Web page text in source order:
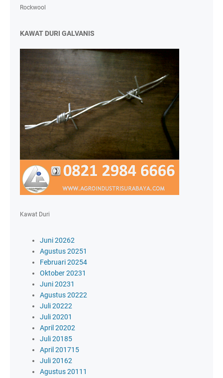
Rockwool
KAWAT DURI GALVANIS
Kawat Duri
Juni 20262
Agustus 20251
Februari 20254
Oktober 20231
Juni 20231
Agustus 20222
Juli 20222
Juli 20201
April 20202
Juli 20185
April 201715
Juli 20162
Agustus 2011 1